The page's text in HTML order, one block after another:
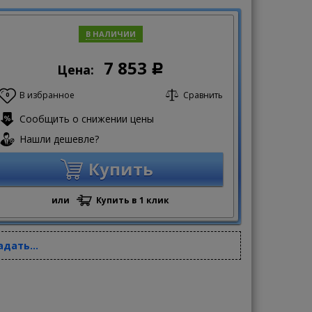
В НАЛИЧИИ
Цена: 7 853 Р
0 В избранное Сравнить
Сообщить о снижении цены
Нашли дешевле?
Купить
или Купить в 1 клик